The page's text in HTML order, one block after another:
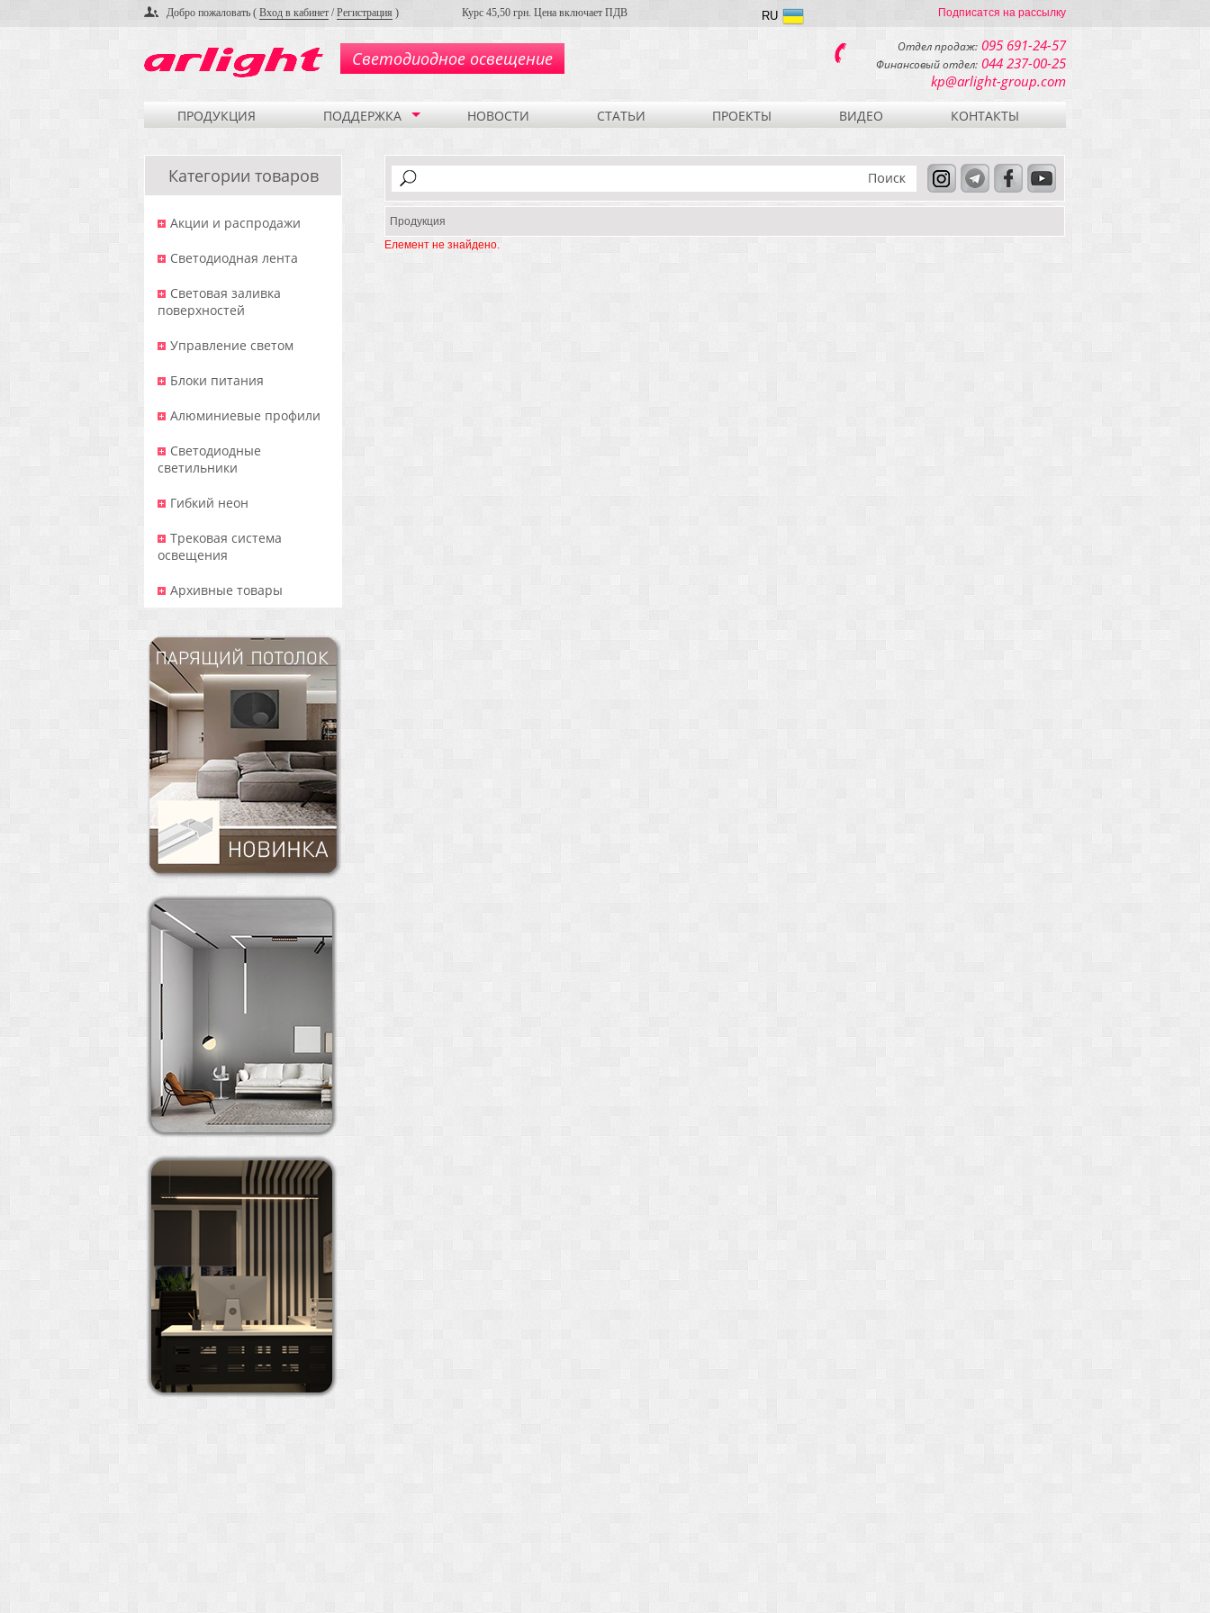
Добро пожаловать ( Вход в кабинет /Регистрация ) Курс 45,50 грн. Цена включает ПДВ Подписатся на рассылку
RU
Светодиодное освещение
Отдел продаж: 095 691-24-57
Финансовый отдел: 044 237-00-25
kp@arlight-group.com
ПРОДУКЦИЯ ПОДДЕРЖКА НОВОСТИ СТАТЬИ ПРОЕКТЫ ВИДЕО КОНТАКТЫ
Категории товаров
Акции и распродажи
Светодиодная лента
Световая заливка
поверхностей
Управление светом
Блоки питания
Алюминиевые профили
Светодиодные
светильники
Гибкий неон
Трековая система
освещения
Архивные товары
Продукция
Елемент не знайдено.